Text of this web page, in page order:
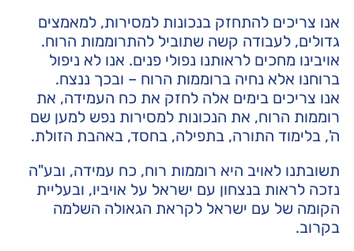
אנו צריכים להתחזק בנכונות למסירות, למאמצים
גדולים, לעבודה קשה שתוביל להתרוממות הרוח.
אויבינו מחכים לראותנו נפולי פנים. אנו לא ניפול
ברוחנו אלא נחיה ברוממות הרוח – ובכך ננצח.
אנו צריכים בימים אלה לחזק את כח העמידה, את
רוממות הרוח, את הנכונות למסירות נפש למען שם
ה', בלימוד התורה, בתפילה, בחסד, באהבת הזולת.
תשובתנו לאויב היא רוממות רוח, כח עמידה, ובע"ה
נזכה לראות בנצחון עם ישראל על אויביו, ובעליית
הקומה של עם ישראל לקראת הגאולה השלמה
בקרוב.